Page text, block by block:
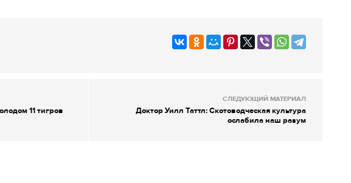
11 тигров
СЛЕДУЮЩИЙ МАТЕРИАЛ
Доктор Уилл Таттл: Скотоводческая культура
ослабила наш разум